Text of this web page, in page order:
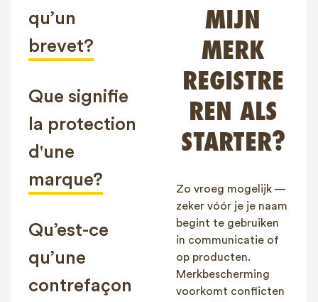
Client login
qu’un
brevet?
Que signifie
la protection
d'une
marque?
Qu’est-ce
qu’une
contrefaçon
MIJN
MERK
REGISTRE
REN ALS
STARTER?
Zo vroeg mogelijk —
zeker vóór je je naam
begint te gebruiken
in communicatie of
op producten.
Merkbescherming
voorkomt conflicten